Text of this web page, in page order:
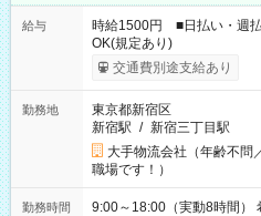
給与
時給1500円 ■日払い・週
OK(規定あり)
交通費別途支給あり
勤務地
東京都新宿区
新宿駅 / 新宿三丁目駅
大手物流会社（年齢不問
職場です！）
勤務時間
9:00～18:00（実動8時間） 希望の時間帯を選べます！ ＜シフト